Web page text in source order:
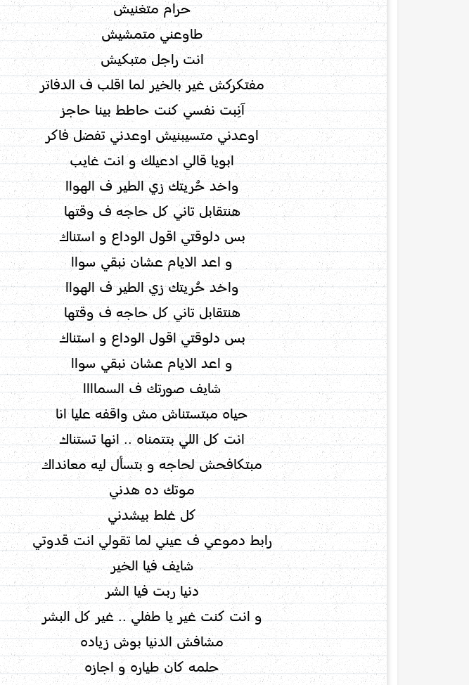
حرام متغنيش
طاوعني متمشيش
انت راجل متبكيش
مفتكركش غير بالخير لما اقلب ف الدفاتر
آنِبت نفسي كنت حاطط بينا حاجز
اوعدني متسيبنيش اوعدني تفضل فاكر
ابويا قالي ادعيلك و انت غايب
واخد حُريتك زي الطير ف الهواا
هنتقابل تاني كل حاجه ف وقتها
بس دلوقتي اقول الوداع و استناك
و اعد الايام عشان نبقي سواا
واخد حُريتك زي الطير ف الهواا
هنتقابل تاني كل حاجه ف وقتها
بس دلوقتي اقول الوداع و استناك
و اعد الايام عشان نبقي سواا
شايف صورتك ف السماااا
حياه مبتستناش مش واقفه عليا انا
انت كل اللي بتتمناه .. انها تستناك
مبتكافحش لحاجه و بتسأل ليه معانداك
موتك ده هدني
كل غلط بيشدني
رابط دموعي ف عيني لما تقولي انت قدوتي
شايف فيا الخير
دنيا ربت فيا الشر
و انت كنت غير يا طفلي .. غير كل البشر
مشافش الدنيا بوش زياده
حلمه كان طياره و اجازه